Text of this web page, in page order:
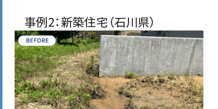
事例2：新築住宅（石川県）